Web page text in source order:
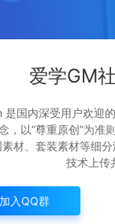
爱学GM
是国内深受用户欢迎
，以“尊重原创”为准
素材、套装素材等细
技术上传
加入QQ群